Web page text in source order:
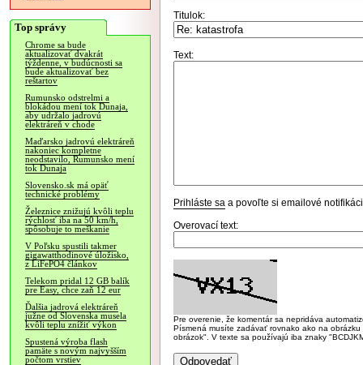
Top správy
Chrome sa bude
aktualizovať dvakrát
týždenne, v budúcnosti sa
bude aktualizovať bez
reštartov
Rumunsko odstrelmi a
blokádou mení tok Dunaja,
aby udržalo jadrovú
elektráreň v chode
Maďarsko jadrovú elektráreň
nakoniec kompletne
neodstavilo, Rumunsko mení
tok Dunaja
Slovensko.sk má opäť
technické problémy
Železnice znižujú kvôli teplu
rýchlosť iba na 50 km/h,
spôsobuje to meškanie
V Poľsku spustili takmer
gigawatthodinové úložisko,
z LiFePO4 článkov
Telekom pridal 12 GB balík
pre Easy, chce zaň 12 eur
Ďalšia jadrová elektráreň
južne od Slovenska musela
kvôli teplu znížiť výkon
Spustená výroba flash
pamäte s novým najvyšším
počtom vrstiev
Titulok:
Text:
Prihláste sa a povoľte si emailové
Overovací text:
Pre overenie, že komentár sa nepridáva
Písmená musíte zadávať rovnako ako na
obrázok". V texte sa používajú iba znaky